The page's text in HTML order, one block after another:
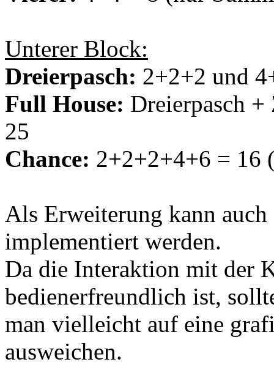
Unterer Block:
Dreierpasch: 2+2+2 und
Full House: Dreierpasch
25
Chance: 2+2+2+4+6 = 16
Als Erweiterung kann
implementiert werden.
Da die Interaktion mit der
bedienerfreundlich ist,
man vielleicht auf eine
ausweichen.